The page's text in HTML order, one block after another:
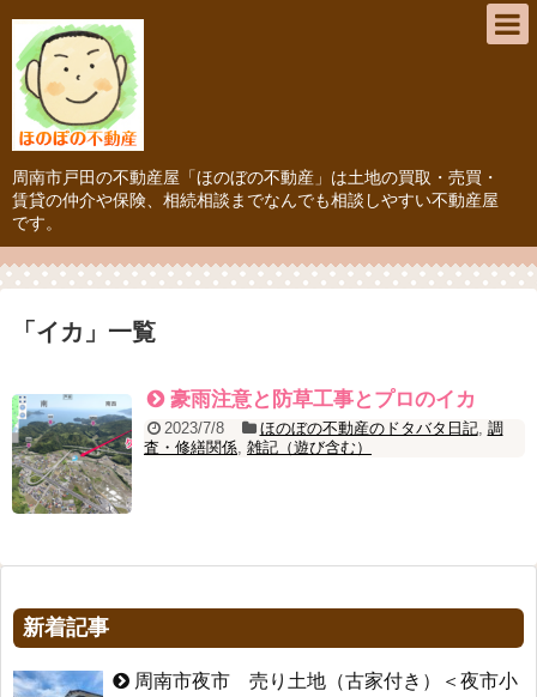
周南市戸田の不動産屋「ほのぼの不動産」は土地の買取・売買・
賃貸の仲介や保険、相続相談までなんでも相談しやすい不動産屋
です。
「 イカ 」 一覧
豪雨注意と防草工事とプロのイカ
2023/7/8 ほのぼの不動産のドタバタ日記, 調
査・修繕関係 雑記（遊び含む）
新着記事
周南市夜市 売り土地（古家付き）＜夜市小